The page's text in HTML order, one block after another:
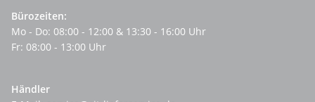
Bürozeiten:
Mo - Do: 08:00 - 12:00 & 13:30 - 16:00 Uhr
Fr: 08:00 - 13:00 Uhr
Händler